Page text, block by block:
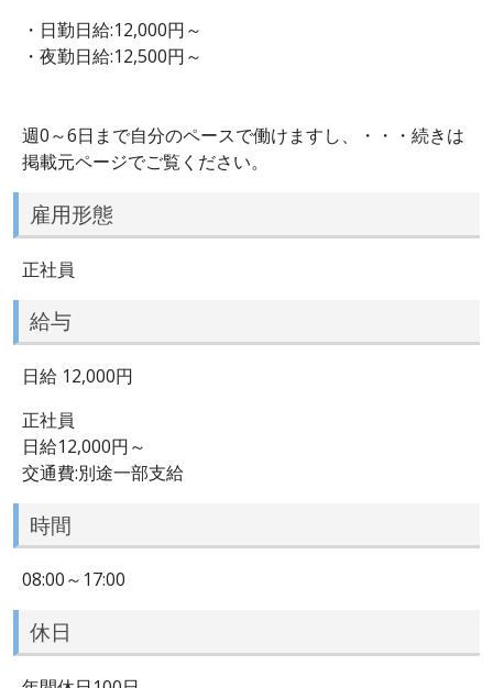
・日勤日給:12,000円～
・夜勤日給:12,500円～
週0～6日まで自分のペースで働けますし、・・・続きは
掲載元ページでご覧ください。
雇用形態
正社員
給与
日給 12,000円
正社員
日給12,000円～
交通費:別途一部支給
時間
08:00～17:00
休日